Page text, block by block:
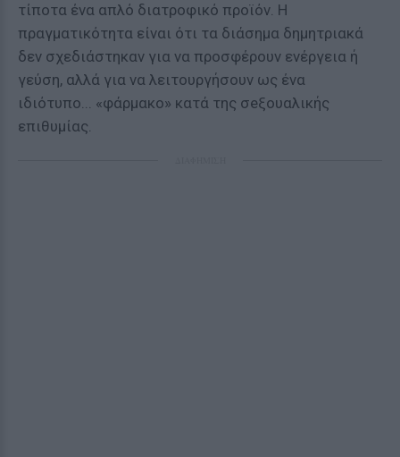
τίποτα ένα απλό διατροφικό προϊόν. Η
πραγματικότητα είναι ότι τα διάσημα δημητριακά
δεν σχεδιάστηκαν για να προσφέρουν ενέργεια ή
γεύση, αλλά για να λειτουργήσουν ως ένα
ιδιότυπο... «φάρμακο» κατά της σeξουαλικής
επιθυμίας.